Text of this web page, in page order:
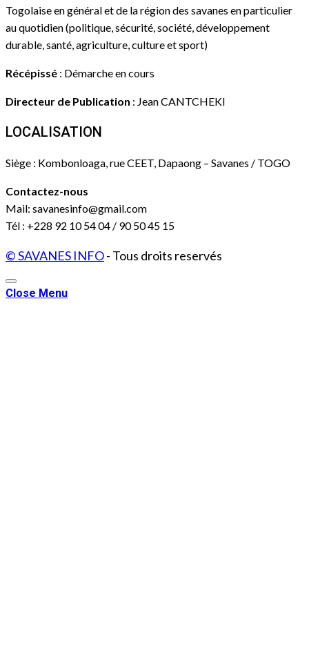
Togolaise en général et de la région des savanes en particulier
au quotidien (politique, sécurité, société, développement
durable, santé, agriculture, culture et sport)
Récépissé : Démarche en cours
Directeur de Publication : Jean CANTCHEKI
LOCALISATION
Siège : Kombonloaga, rue CEET, Dapaong – Savanes / TOGO
Contactez-nous
Mail: savanesinfo@gmail.com
Tél : +228 92 10 54 04 / 90 50 45 15
© SAVANES INFO- Tous droits reservés
Close Menu